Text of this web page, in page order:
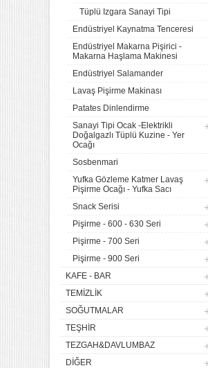
Tüplü Izgara Sanayi Tipi
Endüstriyel Kaynatma Tenceresi
Endüstriyel Makarna Pişirici -
Makarna Haşlama Makinesi
Endüstriyel Salamander
Lavaş Pişirme Makinası
Patates Dinlendirme
Sanayi Tipi Ocak -Elektrikli
Doğalgazlı Tüplü Kuzine - Yer
Ocağı
Sosbenmari
Yufka Gözleme Katmer Lavaş
Pişirme Ocağı - Yufka Sacı
Snack Serisi
Pişirme - 600 - 630 Seri
Pişirme - 700 Seri
Pişirme - 900 Seri
KAFE - BAR
TEMIZLIK
SOĞUTMALAR
TEŞHIR
TEZGAH&DAVLUMBAZ
DIĞER
Tüplü Set Üstü Ocak CE
Remta Elektrikli Döner Ocağı
2 Gözlü ev tipi iş tipi
13.200,00
Remta Elektrikli Döner Ocağı
9.400,00